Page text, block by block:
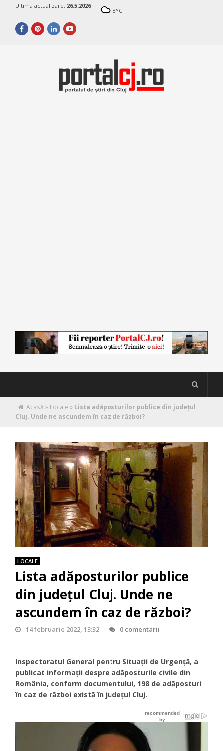
Ultima actualizare: 26.5.2026
8°C
Acasă » Locale » Lista adăposturilor publice din județul
Cluj. Unde ne ascundem în caz de război?
LOCALE
Lista adăposturilor publice
din județul Cluj. Unde ne
ascundem în caz de război?
14 februarie 2022, 13:32 0 comentarii
Inspectoratul General pentru Situații de Urgență, a
publicat informații despre adăposturile civile din
România, conform documentului, 198 de adăposturi
în caz de război există în județul Cluj.